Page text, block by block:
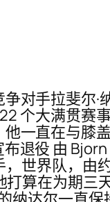
对手拉斐尔
个大满贯
一直在与
退役 由
，世界队，
算在为期